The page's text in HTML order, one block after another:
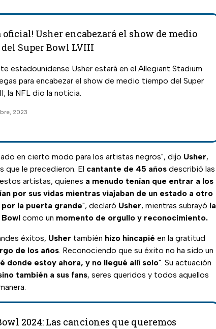
oficial! Usher encabezará el show de medio
Super Bowl LVIII
estadounidense Usher estará en el Allegiant Stadium
para encabezar el show de medio tiempo del Super
la NFL dio la noticia.
2023
en cierto modo para los artistas negros", dijo Usher,
que le precedieron. El cantante de 45 años describió las
artistas, quienes a menudo tenían que entrar a los
por sus vidas mientras viajaban de un estado a otro
la puerta grande", declaró Usher, mientras subrayó la
como un momento de orgullo y reconocimiento.
éxitos, Usher también hizo hincapié en la gratitud
de los años. Reconociendo que su éxito no ha sido un
donde estoy ahora, y no llegué allí solo". Su actuación
también a sus fans, seres queridos y todos aquellos
2024: Las canciones que queremos